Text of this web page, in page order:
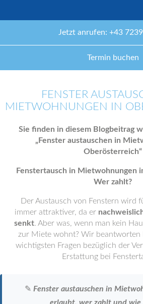
Jetzt anrufen: +43
Termin buchen
FENSTER
MIETWOHNUNGEN IN
Sie finden in diesem Blogbeitrag
„Fenster austauschen in
Oberösterreich“
Fenstertausch in Mietwohnungen
Wer zahlt?
Der Austausch von Fenstern wird
immer attraktiver, da er
senkt. Aber was, wenn man kein
zur Miete wohnt? Wir beantworten
wichtigsten Fragen bezüglich der
Erstattung bei
✎ Fenster austauschen in